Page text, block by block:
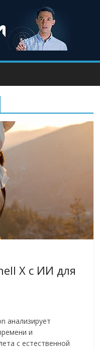
X с ИИ для
анализирует
и
с естественной